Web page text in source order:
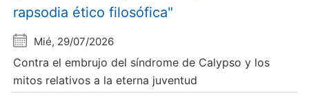
rapsodia ético filosófica"
Mié, 29/07/2026
Contra el embrujo del síndrome de Calypso y los
mitos relativos a la eterna juventud